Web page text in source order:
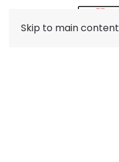
Skip to main content